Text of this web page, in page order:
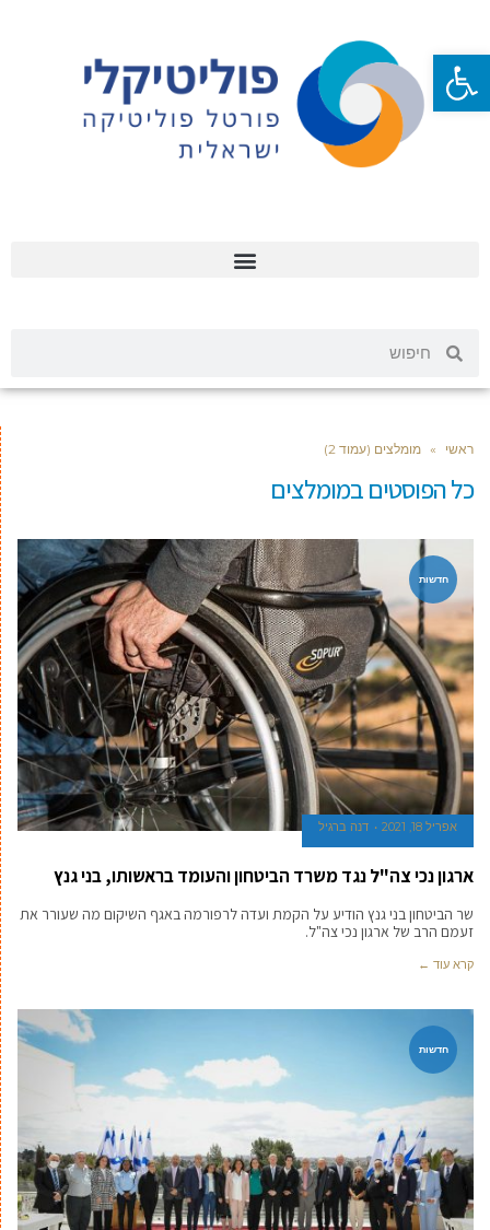
ראשי » מומלצים (עמוד 2)
כל הפוסטים במומלצים
חדשות
אפריל 18, 2021 דנה ברגיל
ארגון נכי צה"ל נגד משרד הביטחון והעומד בראשותו, בני גנץ
שר הביטחון בני גנץ הודיע על הקמת ועדה לרפורמה באגף השיקום מה שעורר את
זעמם הרב של ארגון נכי צה"ל.
קרא עוד ←
חדשות
פתח סרגל נגישות